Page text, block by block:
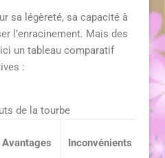
sa légèreté, sa capacité à
l’enracinement. Mais des
un tableau comparatif
:
de la tourbe
Avantages Inconvénients